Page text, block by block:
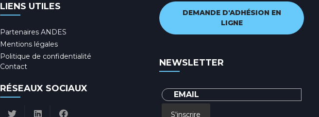
LIENS UTILES
Partenaires ANDES
Mentions légales
Politique de confidentialité
Contact
RÉSEAUX SOCIAUX
DEMANDE D'ADHÉSION EN
LIGNE
NEWSLETTER
S'inscrire